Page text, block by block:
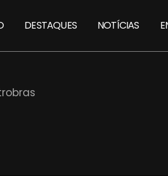
DESTAQUES NOTÍCIAS